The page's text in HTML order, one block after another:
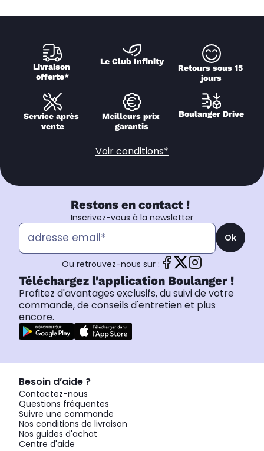
Livraison
offerte*
Le Club Infinity
Retours sous 15
jours
Service après
vente
Meilleurs prix
garantis
Boulanger Drive
Voir conditions*
Restons en contact !
Inscrivez-vous à la newsletter
Ok
Ou retrouvez-nous sur :
Téléchargez l'application Boulanger !
Profitez d'avantages exclusifs, du suivi de votre
commande, de conseils d'entretien et plus
encore.
Besoin d’aide ?
Contactez-nous
Questions fréquentes
Suivre une commande
Nos conditions de livraison
Nos guides d'achat
Centre d'aide